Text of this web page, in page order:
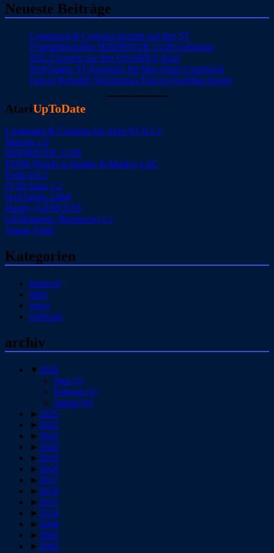
Neueste Beiträge
Command & Conquer kommt auf den ST
Festplattentreiber HDDRIVER 13.00 verfügbar
SDL2 kommt auf den FreeMiNT-Atari
NoSTalgia: ST-Emulator für Mac feiert Comeback
Falcon Rebuild: Wizztronics Falcon-Nachbau bootet
AtariUpToDate
Command & Conquer for Atari ST 0.1.1
Motosu 1.0
HDDRIVER 13.00
P2SM (Pixels to Sprites & Masks) 1.6C
Forth 0.8.3
fVDI Snap 1.2
NoSTalgia 2.0b8
Handy (GEM) 0.95
GEMagnetic (Respawn) 1.1
Vision 5.0a0
Kategorien
featured
links
news
software
archiv
▼ 2026
Juni (2)
Februar(2)
Januar(6)
► 2025
► 2022
► 2021
► 2020
► 2019
► 2018
► 2017
► 2016
► 2015
► 2014
► 2004
► 2003
► 2002